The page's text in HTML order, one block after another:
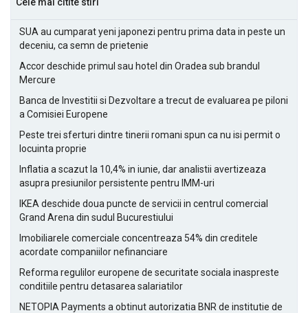
SUA au cumparat yeni japonezi pentru prima data in peste un
deceniu, ca semn de prietenie
Accor deschide primul sau hotel din Oradea sub brandul
Mercure
Banca de Investitii si Dezvoltare a trecut de evaluarea pe piloni
a Comisiei Europene
Peste trei sferturi dintre tinerii romani spun ca nu isi permit o
locuinta proprie
Inflatia a scazut la 10,4% in iunie, dar analistii avertizeaza
asupra presiunilor persistente pentru IMM-uri
IKEA deschide doua puncte de servicii in centrul comercial
Grand Arena din sudul Bucurestiului
Imobiliarele comerciale concentreaza 54% din creditele
acordate companiilor nefinanciare
Reforma regulilor europene de securitate sociala inaspreste
conditiile pentru detasarea salariatilor
NETOPIA Payments a obtinut autorizatia BNR de institutie de